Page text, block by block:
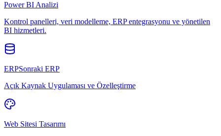
Power BI Analizi
Kontrol panelleri, veri modelleme, ERP entegrasyonu ve yönetilen
BI hizmetleri.
ERPSonraki ERP
Açık Kaynak Uygulaması ve Özelleştirme
Web Sitesi Tasarımı